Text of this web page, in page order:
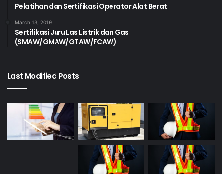
Pelatihan dan Sertifikasi Operator Alat Berat
March 13, 2019
Sertifikasi Juru Las Listrik dan Gas
(SMAW/GMAW/GTAW/FCAW)
Last Modified Posts